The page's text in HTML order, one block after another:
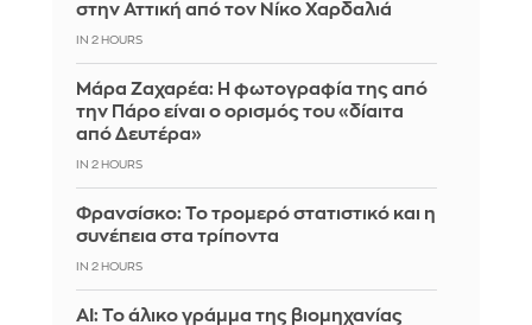
στην Αττική από τον Νίκο Χαρδαλιά
IN 2 HOURS
Μάρα Ζαχαρέα: Η φωτογραφία της από
την Πάρο είναι ο ορισμός του «δίαιτα
από Δευτέρα»
IN 2 HOURS
Φρανσίσκο: Το τρομερό στατιστικό και η
συνέπεια στα τρίποντα
IN 2 HOURS
AI: Το άλικο γράμμα της βιομηχανίας